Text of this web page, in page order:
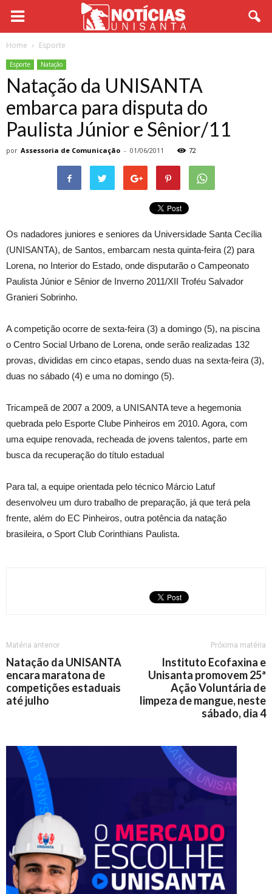
Home Esporte
Esporte Natação
Natação da UNISANTA
embarca para disputa do
Paulista Júnior e Sênior/11
por Assessoria de Comunicação - 01/06/2011 72
Os nadadores juniores e seniores da Universidade Santa Cecília
(UNISANTA), de Santos, embarcam nesta quinta-feira (2) para
Lorena, no Interior do Estado, onde disputarão o Campeonato
Paulista Júnior e Sênior de Inverno 2011/XII Troféu Salvador
Granieri Sobrinho.
A competição ocorre de sexta-feira (3) a domingo (5), na piscina
o Centro Social Urbano de Lorena, onde serão realizadas 132
provas, divididas em cinco etapas, sendo duas na sexta-feira (3),
duas no sábado (4) e uma no domingo (5).
Tricampeã de 2007 a 2009, a UNISANTA teve a hegemonia
quebrada pelo Esporte Clube Pinheiros em 2010. Agora, com
uma equipe renovada, recheada de jovens talentos, parte em
busca da recuperação do título estadual
Para tal, a equipe orientada pelo técnico Márcio Latuf
desenvolveu um duro trabalho de preparação, já que terá pela
frente, além do EC Pinheiros, outra potência da natação
brasileira, o Sport Club Corinthians Paulista.
Matéria anterior
Natação da UNISANTA
encara maratona de
competições estaduais
até julho
Próxima matéria
Instituto Ecofaxina e
Unisanta promovem 25ª
Ação Voluntária de
limpeza de mangue, neste
sábado, dia 4